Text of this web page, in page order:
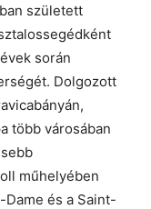
született
során
Dolgozott
több városában
műhelyében
és a Saint-